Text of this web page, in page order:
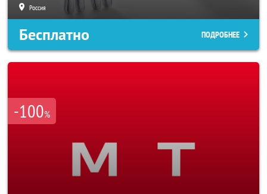
Россия
Бесплатно ПОДРОБНЕЕ
-100%